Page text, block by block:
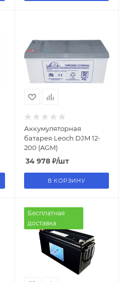
Аккумуляторная
батарея Leoch DJM 12-
200 (AGM)
34 978₽/шт
В КОРЗИНУ
Бесплатная
доставка